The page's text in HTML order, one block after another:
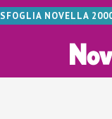
SFOGLIA NOVELLA